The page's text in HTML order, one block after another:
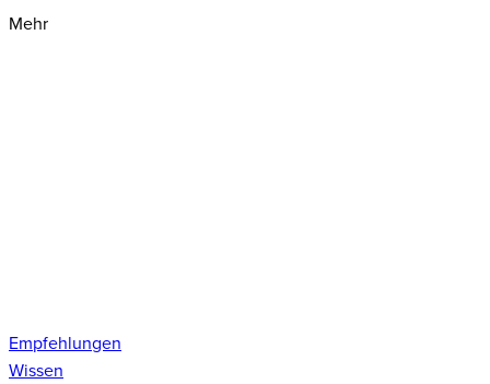
Mehr
Empfehlungen
Wissen